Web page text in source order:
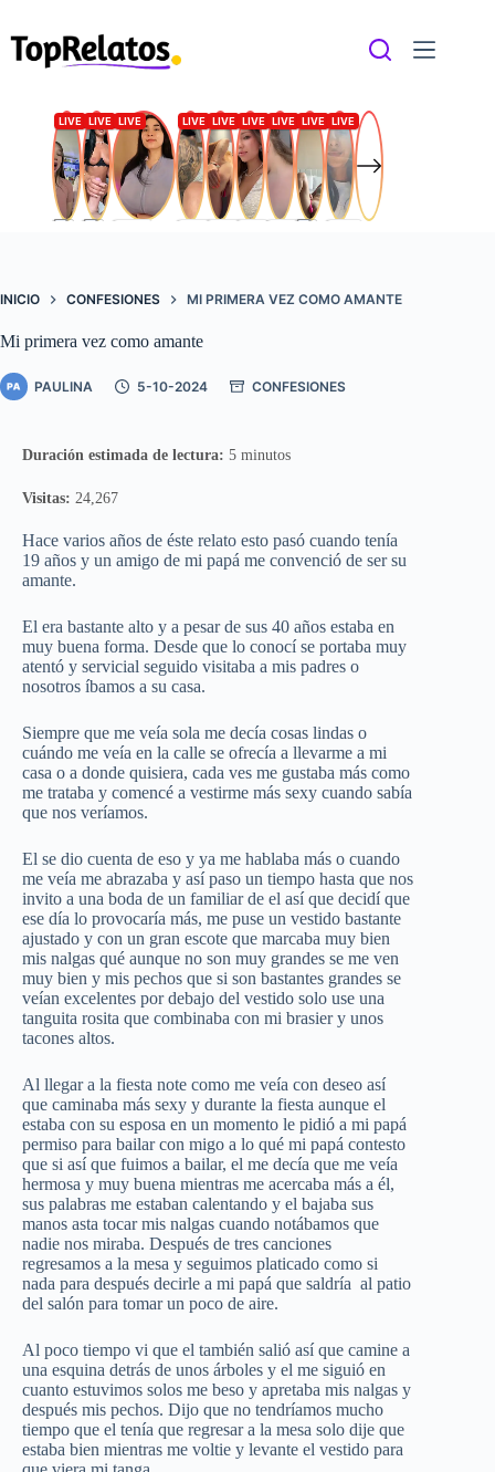
contenido
INICIO CONFESIONES MI PRIMERA VEZ COMO AMANTE
Mi primera vez como amante
PAULINA 5-10-2024 CONFESIONES
Duración estimada de lectura: 5 minutos
Visitas: 24,267
Hace varios años de éste relato esto pasó cuando tenía
19 años y un amigo de mi papá me convenció de ser su
amante.
El era bastante alto y a pesar de sus 40 años estaba en
muy buena forma. Desde que lo conocí se portaba muy
atentó y servicial seguido visitaba a mis padres o
nosotros íbamos a su casa.
Siempre que me veía sola me decía cosas lindas o
cuándo me veía en la calle se ofrecía a llevarme a mi
casa o a donde quisiera, cada ves me gustaba más como
me trataba y comencé a vestirme más sexy cuando sabía
que nos veríamos.
El se dio cuenta de eso y ya me hablaba más o cuando
me veía me abrazaba y así paso un tiempo hasta que nos
invito a una boda de un familiar de el así que decidí que
ese día lo provocaría más, me puse un vestido bastante
ajustado y con un gran escote que marcaba muy bien
mis nalgas qué aunque no son muy grandes se me ven
muy bien y mis pechos que si son bastantes grandes se
veían excelentes por debajo del vestido solo use una
tanguita rosita que combinaba con mi brasier y unos
tacones altos.
Al llegar a la fiesta note como me veía con deseo así
que caminaba más sexy y durante la fiesta aunque el
estaba con su esposa en un momento le pidió a mi papá
permiso para bailar con migo a lo qué mi papá contesto
que si así que fuimos a bailar, el me decía que me veía
hermosa y muy buena mientras me acercaba más a él,
sus palabras me estaban calentando y el bajaba sus
manos asta tocar mis nalgas cuando notábamos que
nadie nos miraba. Después de tres canciones
regresamos a la mesa y seguimos platicado como si
nada para después decirle a mi papá que saldría al patio
del salón para tomar un poco de aire.
Al poco tiempo vi que el también salió así que camine a
una esquina detrás de unos árboles y el me siguió en
cuanto estuvimos solos me beso y apretaba mis nalgas y
después mis pechos. Dijo que no tendríamos mucho
tiempo que el tenía que regresar a la mesa solo dije que
estaba bien mientras me voltie y levante el vestido para